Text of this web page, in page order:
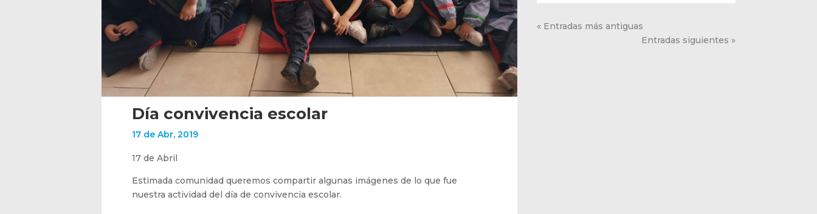
« Entradas más antiguas
Entradas siguientes »
Día convivencia escolar
17 de Abr, 2019
17 de Abril
Estimada comunidad queremos compartir algunas imágenes de lo que fue
nuestra actividad del día de convivencia escolar.